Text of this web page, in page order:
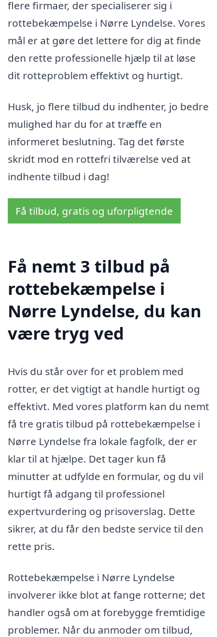
flere firmaer, der specialiserer sig i
rottebekæmpelse i Nørre Lyndelse. Vores
mål er at gøre det lettere for dig at finde
den rette professionelle hjælp til at løse
dit rotteproblem effektivt og hurtigt.
Husk, jo flere tilbud du indhenter, jo bedre
mulighed har du for at træffe en
informeret beslutning. Tag det første
skridt mod en rottefri tilværelse ved at
indhente tilbud i dag!
Få tilbud, gratis og uforpligtende
Få nemt 3 tilbud på
rottebekæmpelse i
Nørre Lyndelse, du kan
være tryg ved
Hvis du står over for et problem med
rotter, er det vigtigt at handle hurtigt og
effektivt. Med vores platform kan du nemt
få tre gratis tilbud på rottebekæmpelse i
Nørre Lyndelse fra lokale fagfolk, der er
klar til at hjælpe. Det tager kun få
minutter at udfylde en formular, og du vil
hurtigt få adgang til professionel
expertvurdering og prisoverslag. Dette
sikrer, at du får den bedste service til den
rette pris.
Rottebekæmpelse i Nørre Lyndelse
involverer ikke blot at fange rotterne; det
handler også om at forebygge fremtidige
problemer. Når du anmoder om tilbud,